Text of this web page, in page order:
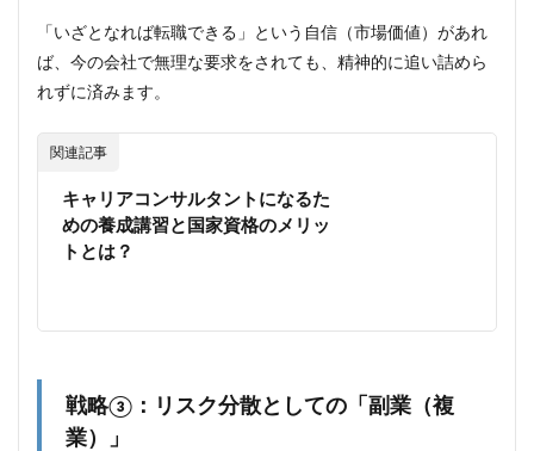
「いざとなれば転職できる」という自信（市場価値）があれ
ば、今の会社で無理な要求をされても、精神的に追い詰めら
れずに済みます。
関連記事
キャリアコンサルタントになるた
めの養成講習と国家資格のメリッ
トとは？
戦略③：リスク分散としての「副業（複
業）」